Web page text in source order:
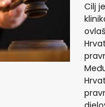
Cilj